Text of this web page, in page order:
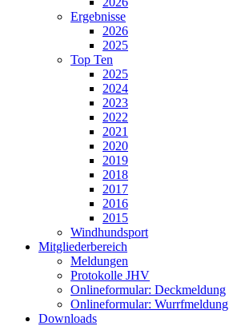
Ergebnisse
2026
2025
Top Ten
2025
2024
2023
2022
2021
2020
2019
2018
2017
2016
2015
Windhundsport
Mitgliederbereich
Meldungen
Protokolle JHV
Onlineformular: Deckmeldung
Onlineformular: Wurrfmeldung
Downloads